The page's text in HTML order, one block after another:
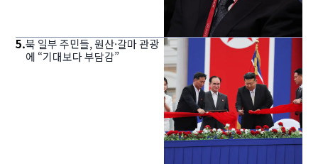
5.북 일부 주민들, 원산·갈마 관광
에 “기대보다 부담감”